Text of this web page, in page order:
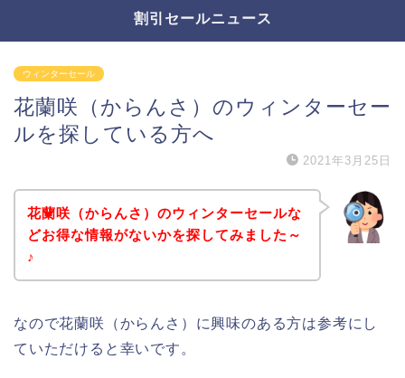
割引セールニュース
ウィンターセール
花蘭咲（からんさ）のウィンターセー
ルを探している方へ
2021年3月25日
花蘭咲（からんさ）のウィンターセールな
どお得な情報がないかを探してみました～
♪
なので花蘭咲（からんさ）に興味のある方は参考にし
ていただけると幸いです。